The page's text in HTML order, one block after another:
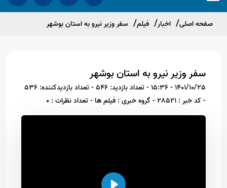
صفحه اصلی اخبار فیلم سفر وزیر نیرو به استان بوشهر
سفر وزیر نیرو به استان بوشهر
1401/10/25 - 15:36 - تعداد بازدید: 546
- تعداد بازدیدکننده: 536
- کد خبر : 28521
- گروه خبری : فیلم ها - تعداد نظرات : 0